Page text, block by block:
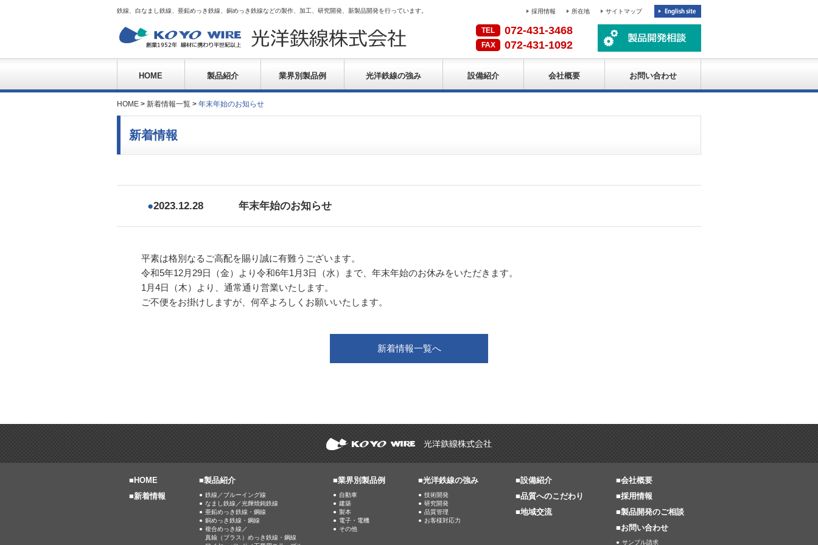
鉄線、白なまし鉄線、亜鉛めっき鉄線、銅めっき鉄線などの製作、加工、研究開発、新製品開発を行っています。 採用情報 所在地 サイトマップ
TEL 072-431-3468
FAX 072-431-1092
HOME 製品紹介 業界別製品例 光洋鉄線の強み 設備紹介 会社概要 お問い合わせ
HOME > 新着情報一覧 > 年末年始のお知らせ
新着情報
●2023.12.28 年末年始のお知らせ
平素は格別なるご高配を賜り誠に有難うございます。
令和5年12月29日（金）より令和6年1月3日（水）まで、年末年始のお休みをいただきます。
1月4日（木）より、通常通り営業いたします。
ご不便をお掛けしますが、何卒よろしくお願いいたします。
新着情報一覧へ
■ HOME
■新着情報
■製品紹介
鉄線／ブルーイング線
なまし鉄線／光輝焼鈍鉄線
亜鉛めっき鉄線・鋼線
銅めっき鉄線・鋼線
複合めっき線／
真鍮（ブラス）めっき鉄線・鋼線
■業界別製品例
自動車
建築
製本
電子・電機
その他
■光洋鉄線の強み
技術開発
研究開発
品質管理
お客様対応力
■設備紹介
■品質へのこだわり
■地域交流
■会社概要
■採用情報
■製品開発のご相談
■お問い合わせ
サンプル請求